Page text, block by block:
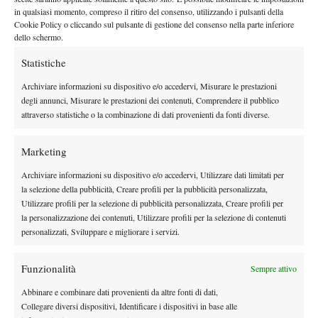
in qualsiasi momento, compreso il ritiro del consenso, utilizzando i pulsanti della
Cookie Policy o cliccando sul pulsante di gestione del consenso nella parte inferiore
dello schermo.
Statistiche
Archiviare informazioni su dispositivo e/o accedervi, Misurare le prestazioni
degli annunci, Misurare le prestazioni dei contenuti, Comprendere il pubblico
attraverso statistiche o la combinazione di dati provenienti da fonti diverse.
Marketing
Archiviare informazioni su dispositivo e/o accedervi, Utilizzare dati limitati per
la selezione della pubblicità, Creare profili per la pubblicità personalizzata,
Utilizzare profili per la selezione di pubblicità personalizzata, Creare profili per
la personalizzazione dei contenuti, Utilizzare profili per la selezione di contenuti
personalizzati, Sviluppare e migliorare i servizi.
Funzionalità Sempre attivo
Abbinare e combinare dati provenienti da altre fonti di dati,
Collegare diversi dispositivi, Identificare i dispositivi in base alle
FINALISTA –$ 101.000 (325 punti)
VINCITRICE – $ 164.000 (500 punti)
PAOLO 2025
PRIMO TURNO –$ 3.110 (1 punto)
OTTAVI DI FINALE –$ 4.470 (30 punti)
SEMIFINALE –
FINALE –$ 21.484 (163 punti)
VINCITRICE –€ 36.300 (250 punti)
DI TENDENZA